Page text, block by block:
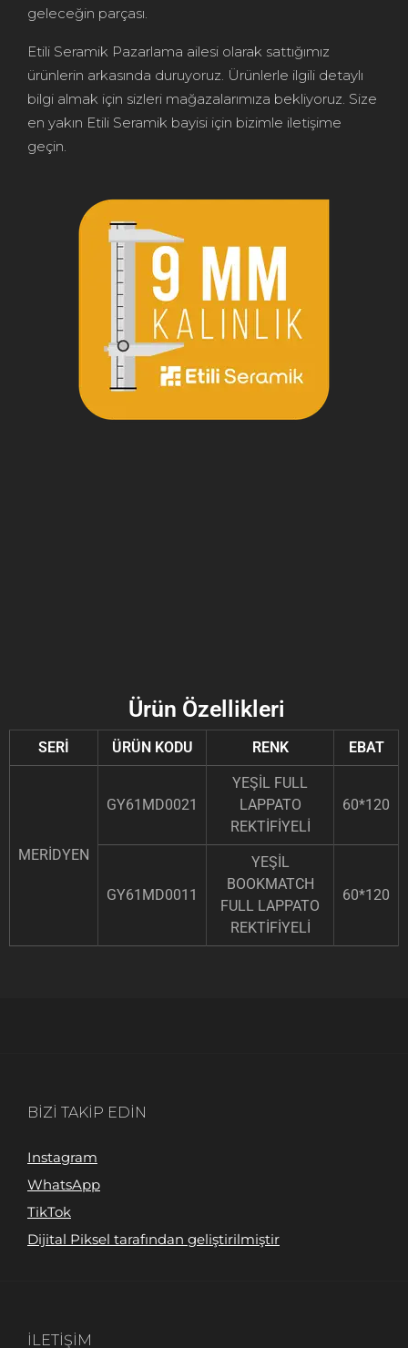
geleceğin parçası.
Etili Seramik Pazarlama ailesi olarak sattığımız
ürünlerin arkasında duruyoruz. Ürünlerle ilgili detaylı
bilgi almak için sizleri mağazalarımıza bekliyoruz. Size
en yakın Etili Seramik bayisi için bizimle iletişime
geçin.
Ürün Özellikleri
SERİ ÜRÜN KODU RENK EBAT
MERİDYEN
GY61MD0021
YEŞİL FULL
LAPPATO
REKTİFİYELİ
60*120
GY61MD0011
YEŞİL
BOOKMATCH
FULL LAPPATO
REKTİFİYELİ
60*120
BIZI TAKIP EDIN
Instagram
WhatsApp
TikTok
Dijital Piksel tarafından geliştirilmiştir
İLETIŞIM